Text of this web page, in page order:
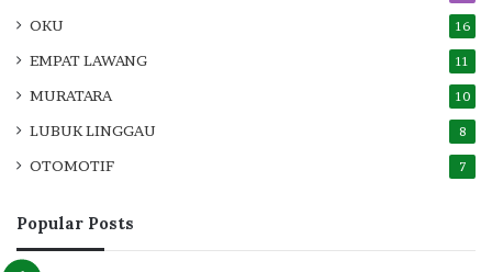
OKU 16
EMPAT LAWANG 11
MURATARA 10
LUBUK LINGGAU 8
OTOMOTIF 7
Popular Posts